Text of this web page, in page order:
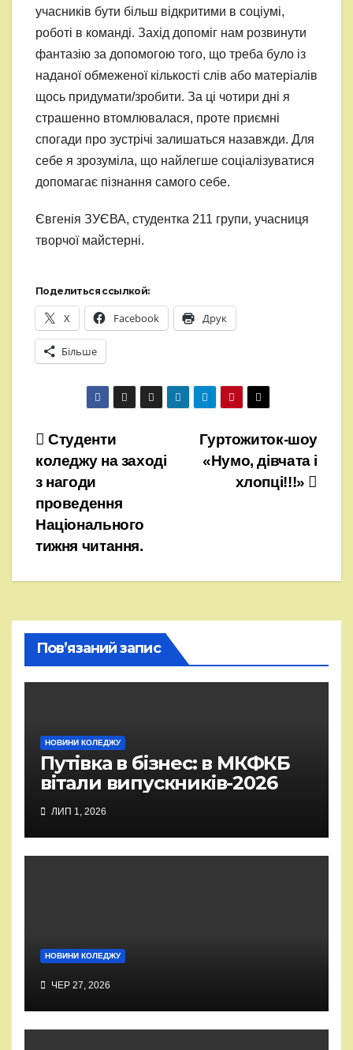
учасників бути більш відкритими в соціумі,
роботі в команді. Захід допоміг нам розвинути
фантазію за допомогою того, що треба було із
наданої обмеженої кількості слів або матеріалів
щось придумати/зробити. За ці чотири дні я
страшенно втомлювалася, проте приємні
спогади про зустрічі залишаться назавжди. Для
себе я зрозуміла, що найлегше соціалізуватися
допомагає пізнання самого себе.
Євгенія ЗУЄВА, студентка 211 групи, учасниця
творчої майстерні.
Поделиться ссылкой:
X Facebook Друк
Більше
Навігація
записів
Гуртожиток-шоу
«Нумо, дівчата і
хлопці!!!»
Студенти
коледжу на заході
з нагоди
проведення
Національного
тижня читання.
Пов’язаний запис
НОВИНИ КОЛЕДЖУ
Путівка в бізнес: в МКФКБ
вітали випускників-2026
ЛИП 1, 2026
НОВИНИ КОЛЕДЖУ
ЧЕР 27, 2026